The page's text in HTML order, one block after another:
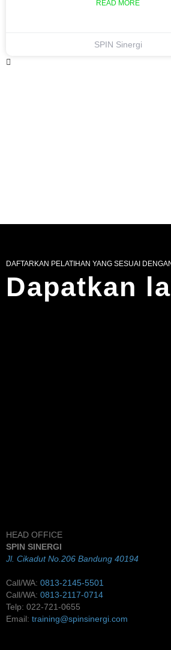
READ MORE
SPIN Sinergi
DAFTARKAN PELATIHAN YANG SESUAI
Dapatkan
HEAD OFFICE
SPIN SINERGI
Jl. Cikadut No.206 Bandung 40194
Call/WA: 0813-2145-5501
Call/WA: 0813-2117-0714
Telp: 022-721-0655
Email: training@spinsinergi.com